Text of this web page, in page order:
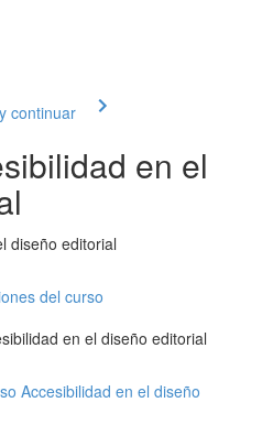
continuar
en el
diseño editorial
del curso
en el diseño editorial
Accesibilidad en el diseño